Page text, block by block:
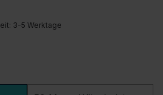
3-5 Werktage